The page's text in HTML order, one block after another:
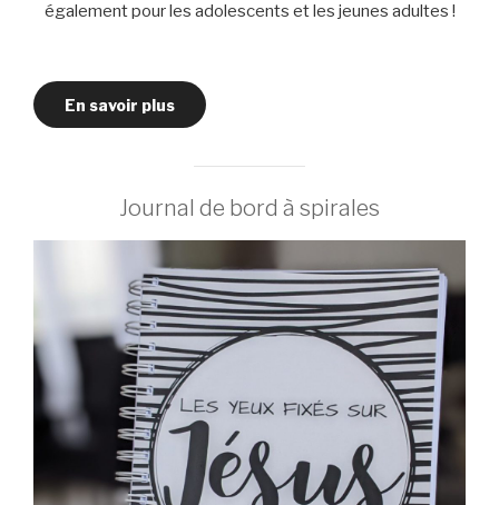
également pour les adolescents et les jeunes adultes !
En savoir plus
Journal de bord à spirales